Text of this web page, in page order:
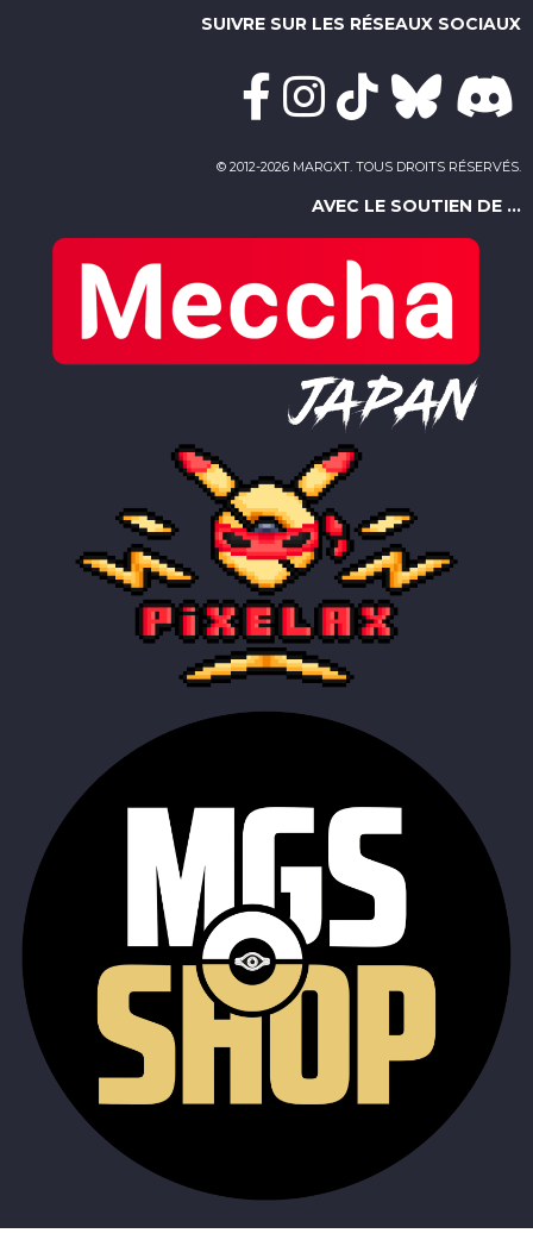
SUIVRE SUR LES RÉSEAUX SOCIAUX
© 2012-2026 MARGXT. TOUS DROITS RÉSERVÉS.
AVEC LE SOUTIEN DE ...